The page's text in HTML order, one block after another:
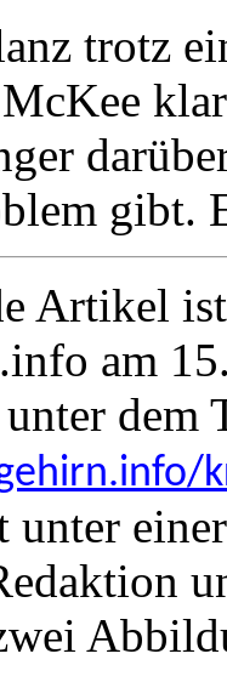
trotz
gibt.
Artikel
am
dem